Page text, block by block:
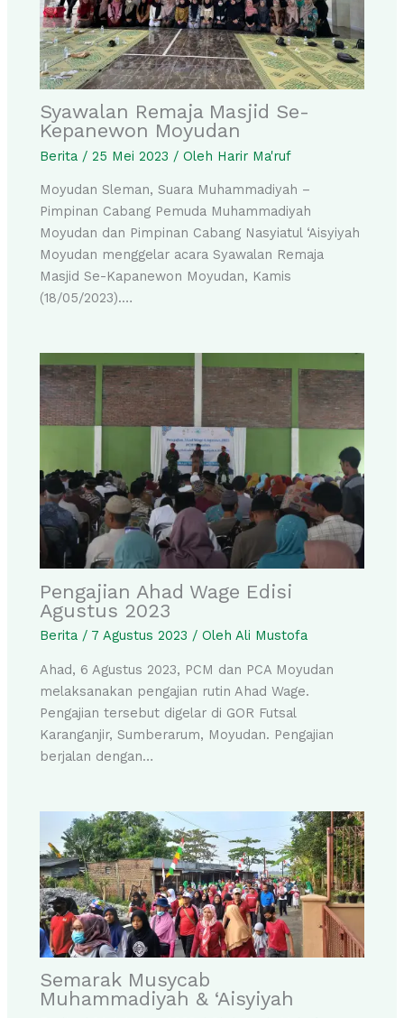
Syawalan Remaja Masjid Se-
Kepanewon Moyudan
Berita /25 Mei 2023 / Oleh Harir Ma'ruf
Moyudan Sleman, Suara Muhammadiyah –
Pimpinan Cabang Pemuda Muhammadiyah
Moyudan dan Pimpinan Cabang Nasyiatul ‘Aisyiyah
Moyudan menggelar acara Syawalan Remaja
Masjid Se-Kapanewon Moyudan, Kamis
(18/05/2023).…
Pengajian Ahad Wage Edisi
Agustus 2023
Berita / 7 Agustus 2023 / OlehAli Mustofa
Ahad, 6 Agustus 2023, PCM dan PCA Moyudan
melaksanakan pengajian rutin Ahad Wage.
Pengajian tersebut digelar di GOR Futsal
Karanganjir, Sumberarum, Moyudan. Pengajian
berjalan dengan…
Semarak Musycab
Muhammadiyah & ‘Aisyiyah